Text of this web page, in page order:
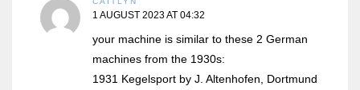
1 AUGUST 2023 AT 04:32
your machine is similar to these 2 German
machines from the 1930s:
1931 Kegelsport by J. Altenhofen, Dortmund